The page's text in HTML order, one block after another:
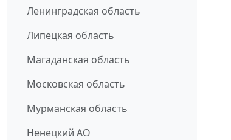
Ленинградская область
Липецкая область
Магаданская область
Московская область
Мурманская область
Ненецкий АО